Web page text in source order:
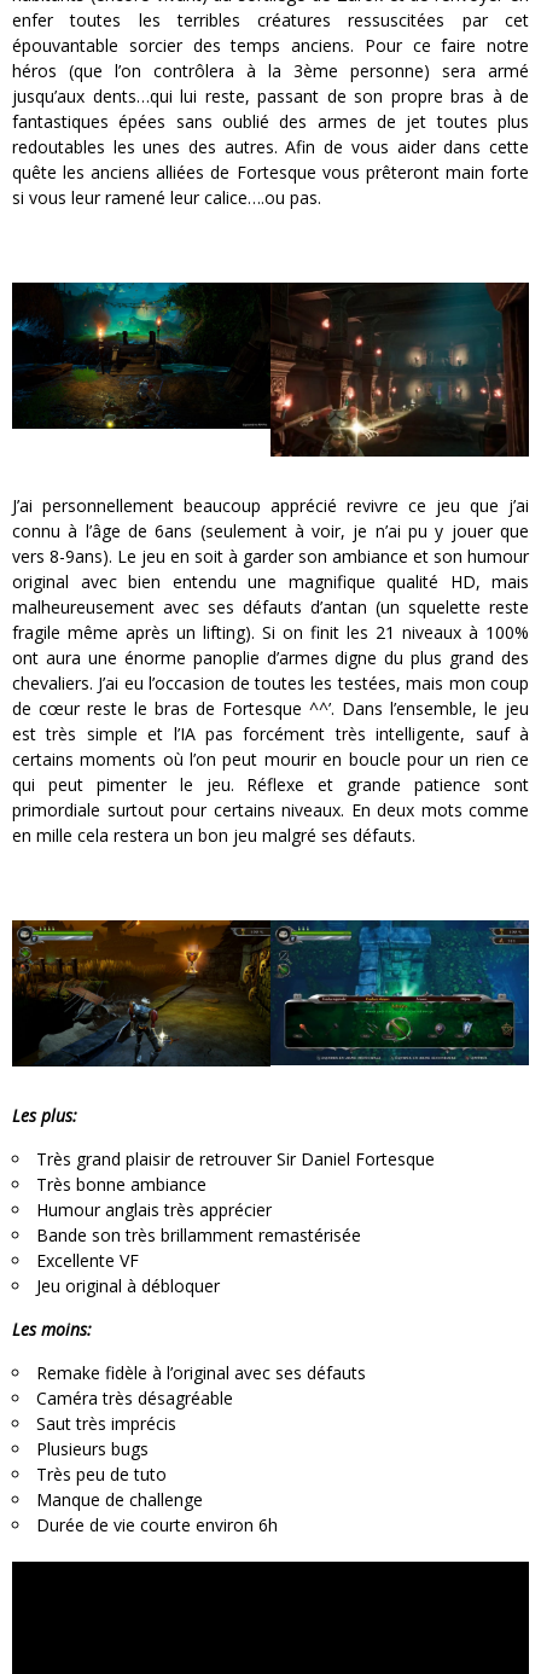
enfer toutes les terribles créatures ressuscitées par cet
épouvantable sorcier des temps anciens. Pour ce faire notre
héros (que l’on contrôlera à la 3ème personne) sera armé
jusqu’aux dents…qui lui reste, passant de son propre bras à de
fantastiques épées sans oublié des armes de jet toutes plus
redoutables les unes des autres. Afin de vous aider dans cette
quête les anciens alliées de Fortesque vous prêteront main forte
si vous leur ramené leur calice….ou pas.
J’ai personnellement beaucoup apprécié revivre ce jeu que j’ai
connu à l’âge de 6ans (seulement à voir, je n’ai pu y jouer que
vers 8-9ans). Le jeu en soit à garder son ambiance et son humour
original avec bien entendu une magnifique qualité HD, mais
malheureusement avec ses défauts d’antan (un squelette reste
fragile même après un lifting). Si on finit les 21 niveaux à 100%
ont aura une énorme panoplie d’armes digne du plus grand des
chevaliers. J’ai eu l’occasion de toutes les testées, mais mon coup
de cœur reste le bras de Fortesque ^^’. Dans l’ensemble, le jeu
est très simple et l’IA pas forcément très intelligente, sauf à
certains moments où l’on peut mourir en boucle pour un rien ce
qui peut pimenter le jeu. Réflexe et grande patience sont
primordiale surtout pour certains niveaux. En deux mots comme
en mille cela restera un bon jeu malgré ses défauts.
Les plus:
Très grand plaisir de retrouver Sir Daniel Fortesque
Très bonne ambiance
Humour anglais très apprécier
Bande son très brillamment remastérisée
Excellente VF
Jeu original à débloquer
Les moins:
Remake fidèle à l’original avec ses défauts
Caméra très désagréable
Saut très imprécis
Plusieurs bugs
Très peu de tuto
Manque de challenge
Durée de vie courte environ 6h